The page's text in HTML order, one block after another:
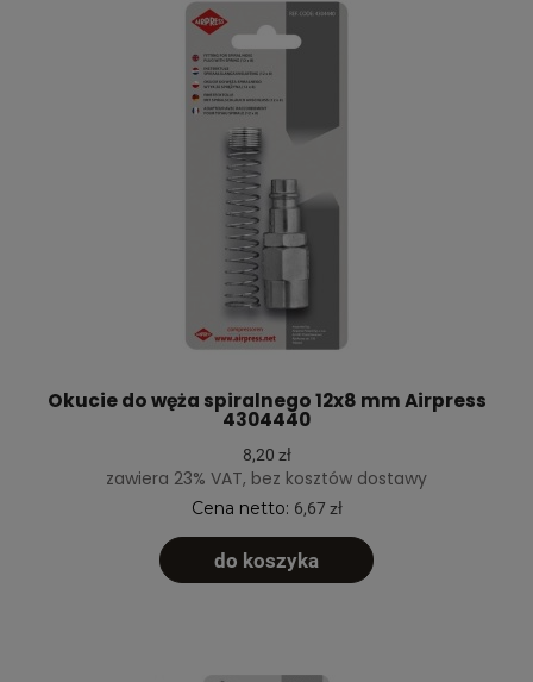
Okucie do węża spiralnego 12x8 mm Airpress
4304440
8,20 zł
zawiera 23% VAT, bez kosztów dostawy
Cena netto: 6,67 zł
do koszyka